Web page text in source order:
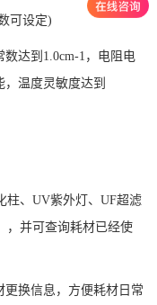
可设定)
达到1.0cm-1，电阻电
温度灵敏度达到
柱、UV紫外灯、UF超滤
，并可查询耗材已经使
换信息，方便耗材日常